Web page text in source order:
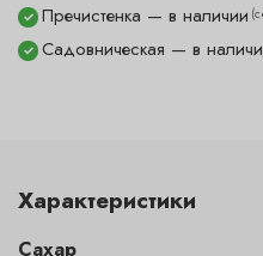
✓ Пречистенка — в наличии
✓ Садовническая — в
Характеристики
Сахар